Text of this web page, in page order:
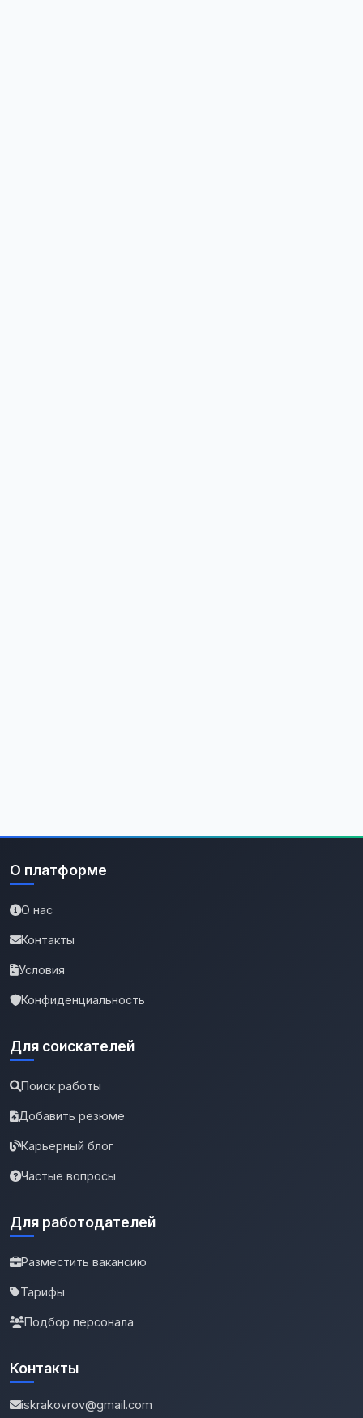
О платформе
О нас
Контакты
Условия
Конфиденциальность
Для соискателей
Поиск работы
Добавить резюме
Карьерный блог
Частые вопросы
Для работодателей
Разместить вакансию
Тарифы
Подбор персонала
Контакты
iskrakovrov@gmail.com